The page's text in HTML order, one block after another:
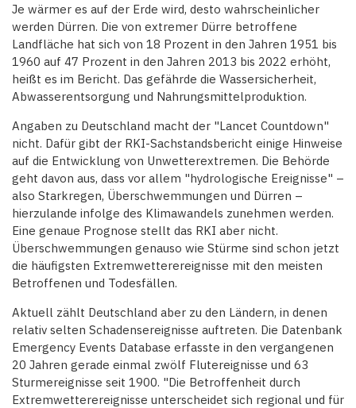
Je wärmer es auf der Erde wird, desto wahrscheinlicher
werden Dürren. Die von extremer Dürre betroffene
Landfläche hat sich von 18 Prozent in den Jahren 1951 bis
1960 auf 47 Prozent in den Jahren 2013 bis 2022 erhöht,
heißt es im Bericht. Das gefährde die Wassersicherheit,
Abwasserentsorgung und Nahrungsmittelproduktion.
Angaben zu Deutschland macht der "Lancet Countdown"
nicht. Dafür gibt der RKI-Sachstandsbericht einige Hinweise
auf die Entwicklung von Unwetterextremen. Die Behörde
geht davon aus, dass vor allem "hydrologische Ereignisse" –
also Starkregen, Überschwemmungen und Dürren –
hierzulande infolge des Klimawandels zunehmen werden.
Eine genaue Prognose stellt das RKI aber nicht.
Überschwemmungen genauso wie Stürme sind schon jetzt
die häufigsten Extremwetterereignisse mit den meisten
Betroffenen und Todesfällen.
Aktuell zählt Deutschland aber zu den Ländern, in denen
relativ selten Schadensereignisse auftreten. Die Datenbank
Emergency Events Database erfasste in den vergangenen
20 Jahren gerade einmal zwölf Flutereignisse und 63
Sturmereignisse seit 1900. "Die Betroffenheit durch
Extremwetterereignisse unterscheidet sich regional und für